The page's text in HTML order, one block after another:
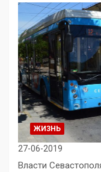
ЖИЗНЬ
27-06-2019
Власти